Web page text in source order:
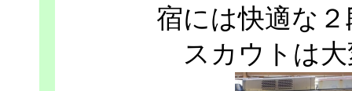
宿には快適な
スカウトは